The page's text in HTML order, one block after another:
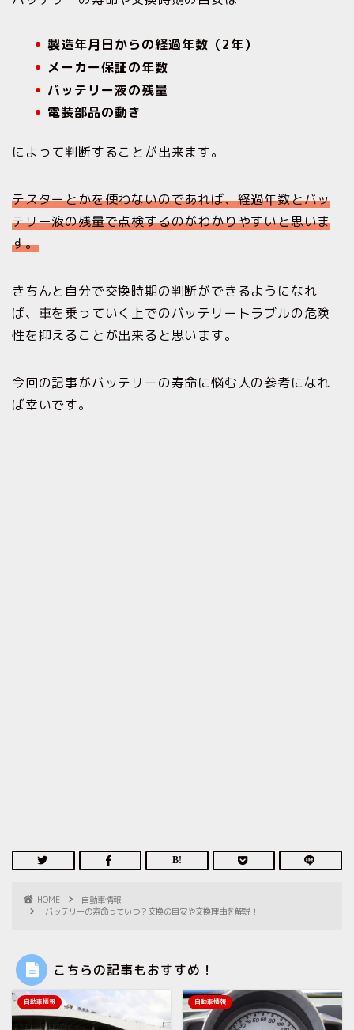
製造年月日からの経過年数（2年）
メーカー保証の年数
バッテリー液の残量
電装部品の動き
によって判断することが出来ます。
テスターとかを使わないのであれば、経過年数とバッ
テリー液の残量で点検するのがわかりやすいと思いま
す。
きちんと自分で交換時期の判断ができるようになれ
ば、車を乗っていく上でのバッテリートラブルの危険
性を抑えることが出来ると思います。
今回の記事がバッテリーの寿命に悩む人の参考になれ
ば幸いです。
HOME
自動車情報
バッテリーの寿命っていつ？交換の目安や交換理由を解説！
こちらの記事もおすすめ！
自動車情報 自動車情報